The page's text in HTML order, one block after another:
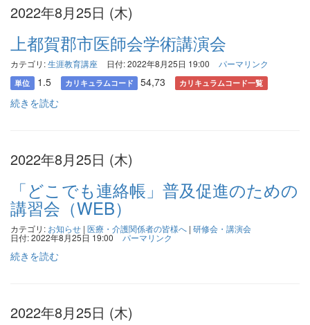
2022年8月25日 (木)
上都賀郡市医師会学術講演会
カテゴリ:生涯教育講座 日付: 2022年8月25日 19:00 パーマリンク
単位 1.5 カリキュラムコード 54,73 カリキュラムコード一覧
続きを読む
2022年8月25日 (木)
「どこでも連絡帳」普及促進のための
講習会（WEB）
カテゴリ: お知らせ | 医療・介護関係者の皆様へ | 研修会・講演会
日付: 2022年8月25日 19:00 パーマリンク
続きを読む
2022年8月25日 (木)